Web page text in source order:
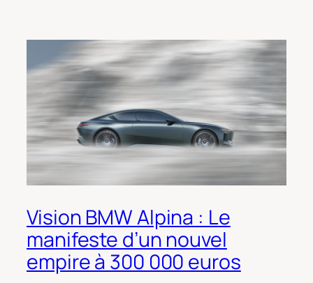
Vision BMW Alpina : Le
manifeste d’un nouvel
empire à 300 000 euros